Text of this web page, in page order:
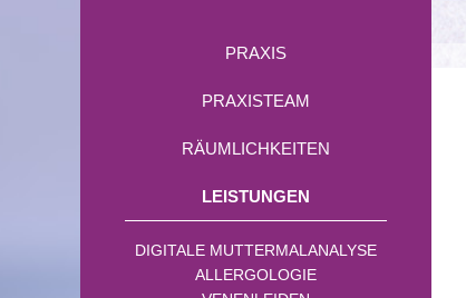
PRAXIS
PRAXISTEAM
RÄUMLICHKEITEN
LEISTUNGEN
DIGITALE MUTTERMALANALYSE
ALLERGOLOGIE